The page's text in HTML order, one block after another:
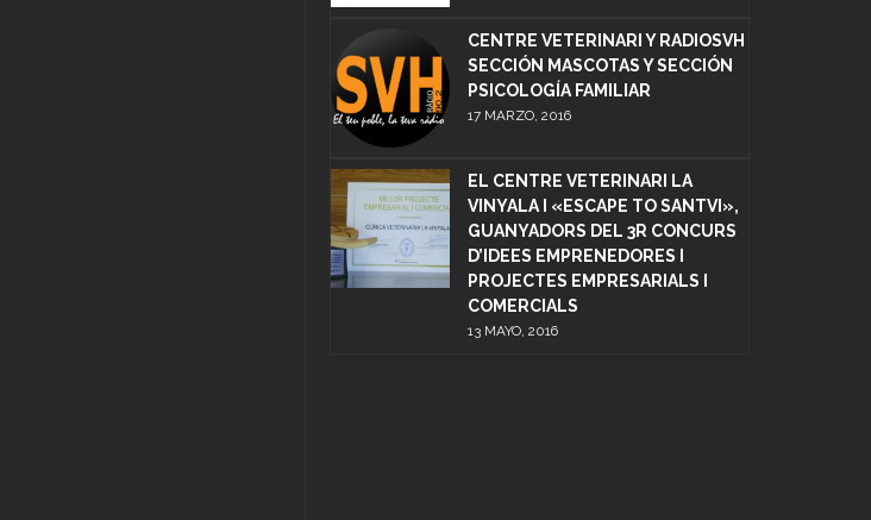
CENTRE VETERINARI Y RADIOSVH
SECCIÓN MASCOTAS Y SECCIÓN
PSICOLOGÍA FAMILIAR
17 MARZO, 2016
EL CENTRE VETERINARI LA
VINYALA I «ESCAPE TO SANTVI»,
GUANYADORS DEL 3R CONCURS
D’IDEES EMPRENEDORES I
PROJECTES EMPRESARIALS I
COMERCIALS
13 MAYO, 2016